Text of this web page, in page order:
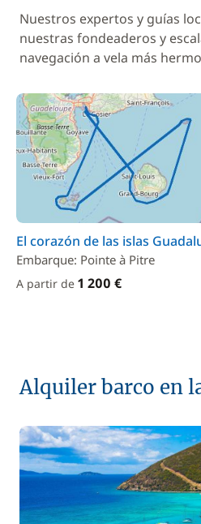
Nuestros expertos y guías
nuestras fondeaderos y
navegación a vela más
El corazón de las islas
Embarque: Pointe à Pitre
A partir de 1 200 €
Alquiler barco en